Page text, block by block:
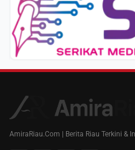
AmiraRiau.Com | Berita Riau Terkini &